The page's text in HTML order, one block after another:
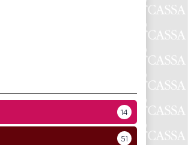
14
51